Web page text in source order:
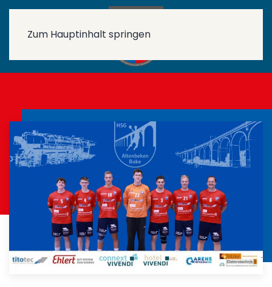
Zum Hauptinhalt springen